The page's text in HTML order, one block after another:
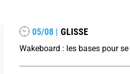
05/08 | GLISSE